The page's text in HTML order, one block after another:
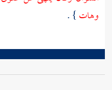
وهات} .